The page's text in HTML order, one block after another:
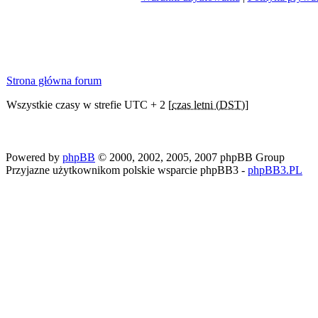
Strona główna forum
Wszystkie czasy w strefie UTC + 2 [czas letni (DST)]
Powered by phpBB © 2000, 2002, 2005, 2007 phpBB Group
Przyjazne użytkownikom polskie wsparcie phpBB3 - phpBB3.PL